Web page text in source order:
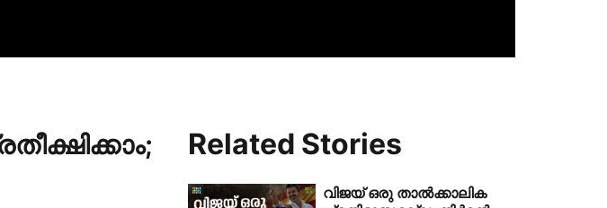
Related Stories
വിജയ് ഒരു താല്‍ക്കാലിക